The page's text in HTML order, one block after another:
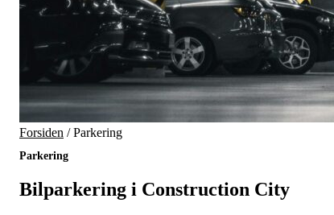
Forsiden /Parkering
Parkering
Bilparkering i Construction City